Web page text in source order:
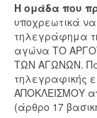
Η ομάδα που
υποχρεωτικά
τηλεγράφημα
αγώνα ΤΟ
ΤΩΝ ΑΓΩΝΩΝ.
τηλεγραφικής
ΑΠΟΚΛΕΙΣΜΟΥ
(άρθρο 17